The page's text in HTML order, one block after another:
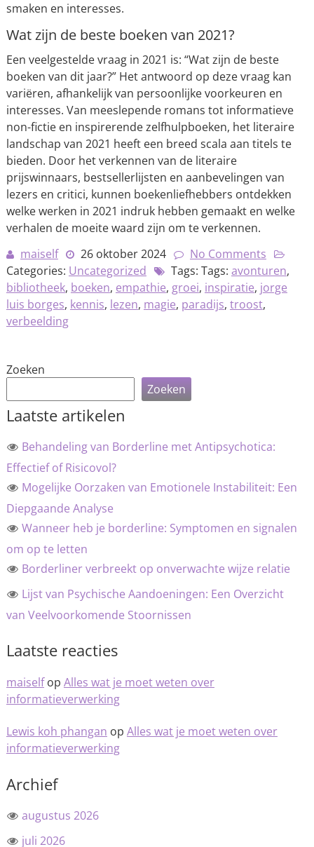
smaken en interesses.
Wat zijn de beste boeken van 2021?
Een veelgestelde vraag in 2021 is: “Wat zijn de beste
boeken van dit jaar?” Het antwoord op deze vraag kan
variëren, afhankelijk van persoonlijke voorkeuren en
interesses. Van meeslepende romans tot informatieve
non-fictie en inspirerende zelfhulpboeken, het literaire
landschap van 2021 heeft een breed scala aan titels te
bieden. Door het verkennen van de literaire
prijswinnaars, bestsellerlijsten en aanbevelingen van
lezers en critici, kunnen boekenliefhebbers ontdekken
welke werken in 2021 indruk hebben gemaakt en welke
verhalen de moeite waard zijn om te verkennen.
maiself
26 oktober 2024
No Comments
Categories: Uncategorized Tags: Tags: avonturen,
bibliotheek, boeken, empathie, groei, inspiratie, jorge
luis borges, kennis, lezen, magie, paradijs, troost,
verbeelding
Zoeken
Zoeken
Laatste artikelen
Behandeling van Borderline met Antipsychotica:
Effectief of Risicovol?
Mogelijke Oorzaken van Emotionele Instabiliteit: Een
Diepgaande Analyse
Wanneer heb je borderline: Symptomen en signalen
om op te letten
Borderliner verbreekt op onverwachte wijze relatie
Lijst van Psychische Aandoeningen: Een Overzicht
van Veelvoorkomende Stoornissen
Laatste reacties
maiselfop Alles wat je moet weten over
informatieverwerking
Lewis koh phangan op Alles wat je moet weten over
informatieverwerking
Archief
augustus 2026
juli 2026